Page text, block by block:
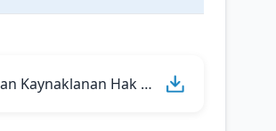
Gurbetçi Vatandaşlarımızın Sosyal Güvenlik Sözleşmeleri ile 3201 Sayılı Kanundan Kaynaklanan Hak ve Yükümlülükleri.pdf